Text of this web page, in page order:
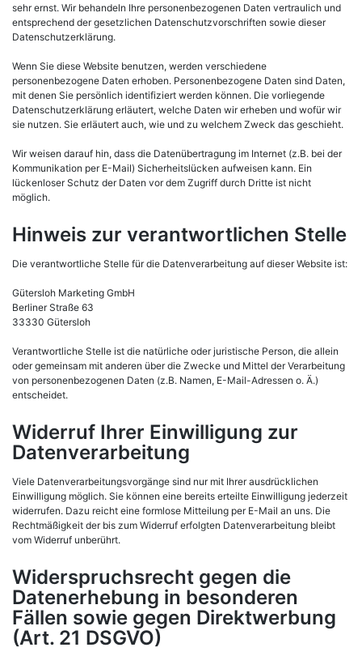
sehr ernst. Wir behandeln Ihre personenbezogenen Daten vertraulich und
entsprechend der gesetzlichen Datenschutzvorschriften sowie dieser
Datenschutzerklärung.
Wenn Sie diese Website benutzen, werden verschiedene
personenbezogene Daten erhoben. Personenbezogene Daten sind Daten,
mit denen Sie persönlich identifiziert werden können. Die vorliegende
Datenschutzerklärung erläutert, welche Daten wir erheben und wofür wir
sie nutzen. Sie erläutert auch, wie und zu welchem Zweck das geschieht.
Wir weisen darauf hin, dass die Datenübertragung im Internet (z.B. bei der
Kommunikation per E-Mail) Sicherheitslücken aufweisen kann. Ein
lückenloser Schutz der Daten vor dem Zugriff durch Dritte ist nicht
möglich.
Hinweis zur verantwortlichen Stelle
Die verantwortliche Stelle für die Datenverarbeitung auf dieser Website ist:
Gütersloh Marketing GmbH
Berliner Straße 63
33330 Gütersloh
Verantwortliche Stelle ist die natürliche oder juristische Person, die allein
oder gemeinsam mit anderen über die Zwecke und Mittel der Verarbeitung
von personenbezogenen Daten (z.B. Namen, E-Mail-Adressen o. Ä.)
entscheidet.
Widerruf Ihrer Einwilligung zur
Datenverarbeitung
Viele Datenverarbeitungsvorgänge sind nur mit Ihrer ausdrücklichen
Einwilligung möglich. Sie können eine bereits erteilte Einwilligung jederzeit
widerrufen. Dazu reicht eine formlose Mitteilung per E-Mail an uns. Die
Rechtmäßigkeit der bis zum Widerruf erfolgten Datenverarbeitung bleibt
vom Widerruf unberührt.
Widerspruchsrecht gegen die
Datenerhebung in besonderen
Fällen sowie gegen Direktwerbung
(Art. 21 DSGVO)